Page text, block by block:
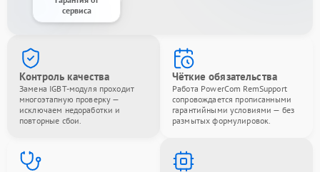
сервиса
Контроль качества
Замена IGBT-модуля проходит
многоэтапную проверку —
исключаем недоработки и
повторные сбои.
Чёткие обязательства
Работа PowerCom RemSupport
сопровождается прописанными
гарантийными условиями — без
размытых формулировок.